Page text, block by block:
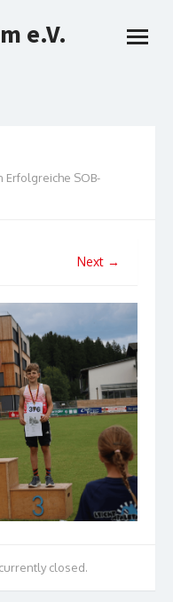
e.V.
open
Erfolgreiche SOB-
Next →
closed.